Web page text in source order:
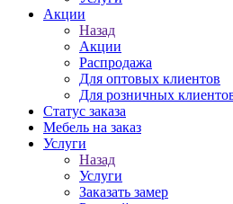
Акции
Назад
Акции
Распродажа
Для оптовых клиентов
Для розничных
Статус заказа
Мебель на заказ
Услуги
Назад
Услуги
Заказать замер